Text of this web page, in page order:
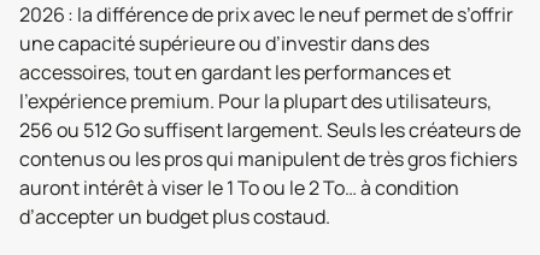
2026 : la différence de prix avec le neuf permet de s’offrir
une capacité supérieure ou d’investir dans des
accessoires, tout en gardant les performances et
l’expérience premium. Pour la plupart des utilisateurs,
256 ou 512 Go suffisent largement. Seuls les créateurs de
contenus ou les pros qui manipulent de très gros fichiers
auront intérêt à viser le 1 To ou le 2 To… à condition
d’accepter un budget plus costaud.